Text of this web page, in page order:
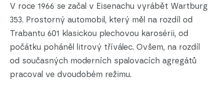
V roce 1966 se začal v Eisenachu vyrábět Wartburg
353. Prostorný automobil, který měl na rozdíl od
Trabantu 601 klasickou plechovou karosérii, od
počátku poháněl litrový tříválec. Ovšem, na rozdíl
od současných moderních spalovacích agregátů
pracoval ve dvoudobém režimu.